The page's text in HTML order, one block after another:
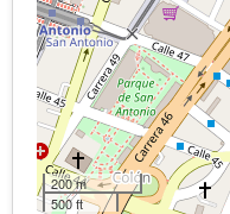
200 m
500 ft